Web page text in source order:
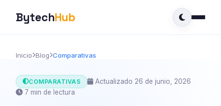
BytechHub
Inicio Blog Comparativas
COMPARATIVAS
Actualizado 26 de junio, 2026
7 min de lectura